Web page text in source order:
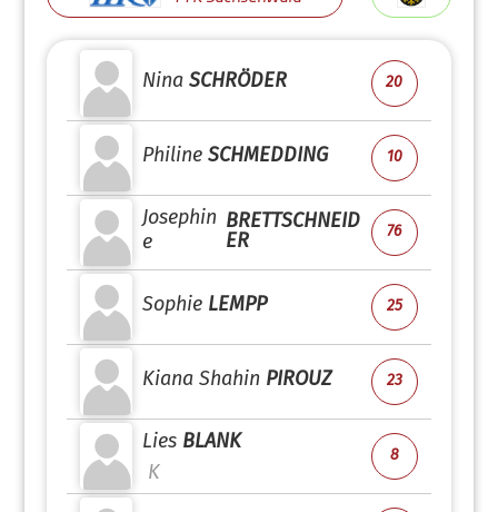
Nina SCHRÖDER 20
Philine SCHMEDDING 10
Josephin
e
BRETTSCHNEID
ER
76
Sophie LEMPP 25
Kiana Shahin PIROUZ 23
Lies BLANK
K
8